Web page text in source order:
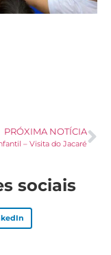
PRÓXIMA NOTÍCIA
– Visita do Jacaré
sociais